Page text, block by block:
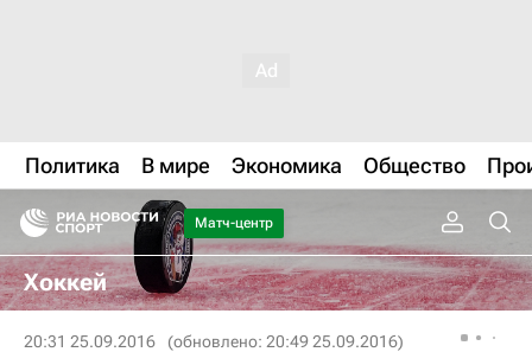
Политика В мире Экономика Общество
Матч-центр
Хоккей
20:31 25.09.2016 (обновлено: 20:49 25.09.2016)